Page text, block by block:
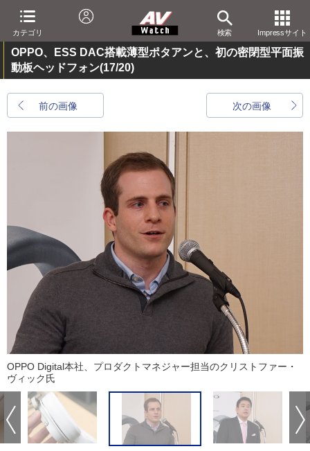
カテゴリ 検索 Impressサイト
OPPO、ESS DAC搭載薄型ポタアンと、初の密閉型平面振
動板ヘッドフォン(17/20)
前の画像 次の画像
OPPO Digital本社、プロダクトマネジャー担当のクリストファー・
ヴィック氏